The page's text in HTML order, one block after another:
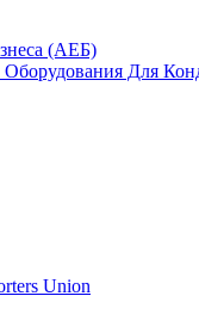
(АЕБ)
Оборудования Для
Union